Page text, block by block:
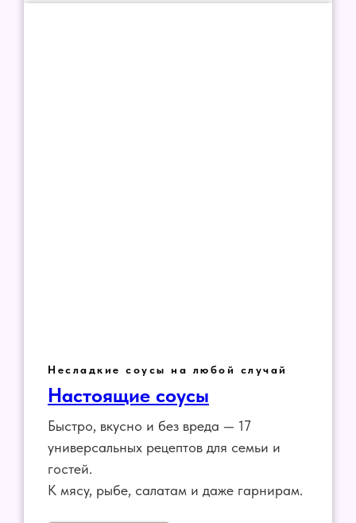
Несладкие соусы на любой случай
Настоящие соусы
Быстро, вкусно и без вреда — 17
универсальных рецептов для семьи и
гостей.
К мясу, рыбе, салатам и даже гарнирам.